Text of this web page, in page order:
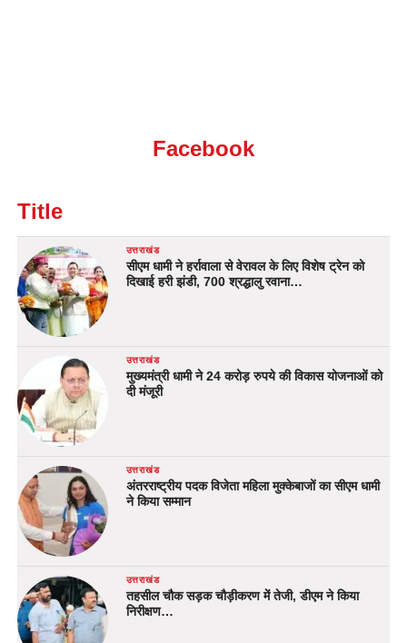
Facebook
Title
उत्तराखंड
सीएम धामी ने हर्रावाला से वेरावल के लिए विशेष ट्रेन को
दिखाई हरी झंडी, 700 श्रद्धालु रवाना…
उत्तराखंड
मुख्यमंत्री धामी ने 24 करोड़ रुपये की विकास योजनाओं को
दी मंजूरी
उत्तराखंड
अंतरराष्ट्रीय पदक विजेता महिला मुक्केबाजों का सीएम धामी
ने किया सम्मान
उत्तराखंड
तहसील चौक सड़क चौड़ीकरण में तेजी, डीएम ने किया
निरीक्षण…